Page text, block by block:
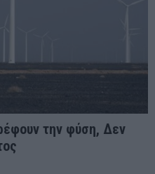
την φύση, Δεν